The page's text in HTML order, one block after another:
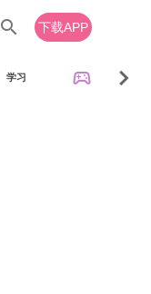
search 下载APP
学习 sports_esports chevron_right